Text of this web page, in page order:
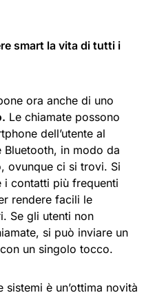
smart la vita di tutti i
ora anche di uno
Le chiamate possono
dell’utente al
in modo da
ovunque ci si trovi. Si
i contatti più frequenti
rendere facili le
Se gli utenti non
si può inviare un
un singolo tocco.
è un’ottima novità